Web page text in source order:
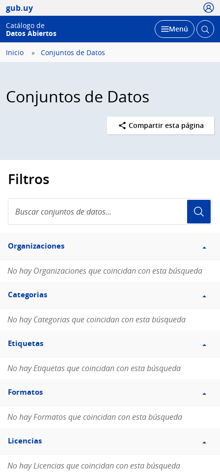
gub.uy
Catálogo de
Datos Abiertos
Desplegar
Menú Abrir
Inicio Conjuntos de Datos
Conjuntos de Datos
Compartir esta página
Filtros
conjuntos
de
Filtro
Organizaciones
Organizaciones
No hay Organizaciones que coincidan con esta búsqueda
Filtro
Categorias
Categorias
No hay Categorias que coincidan con esta búsqueda
Filtro
Etiquetas
Etiquetas
No hay Etiquetas que coincidan con esta búsqueda
Filtro
Formatos
Formatos
No hay Formatos que coincidan con esta búsqueda
Filtro
Licencias
Licencias
No hay Licencias que coincidan con esta búsqueda